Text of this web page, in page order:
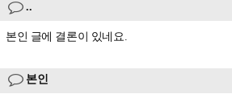
..
본인 글에 결론이 있네요.
본인